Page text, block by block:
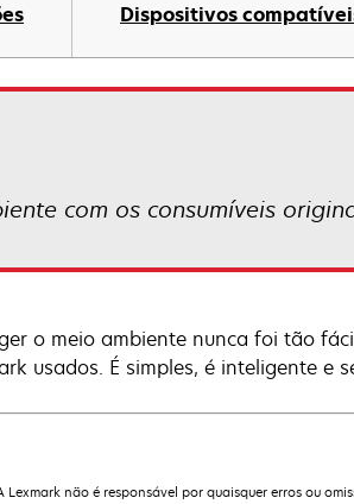
Dispositivos
com os consumíveis
o meio ambiente nunca foi tão
usados. É simples, é inteligente e
não é responsável por quaisquer erros ou